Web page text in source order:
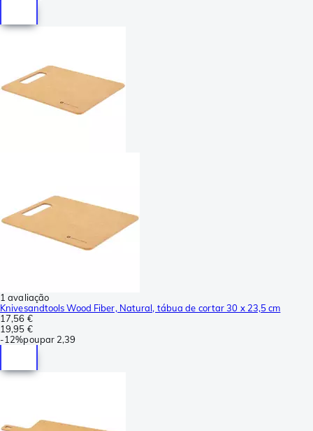
1 avaliação
Knivesandtools Wood Fiber, Natural, tábua de cortar 30 x 23,5 cm
17,56 €
19,95 €
-12%poupar 2,39